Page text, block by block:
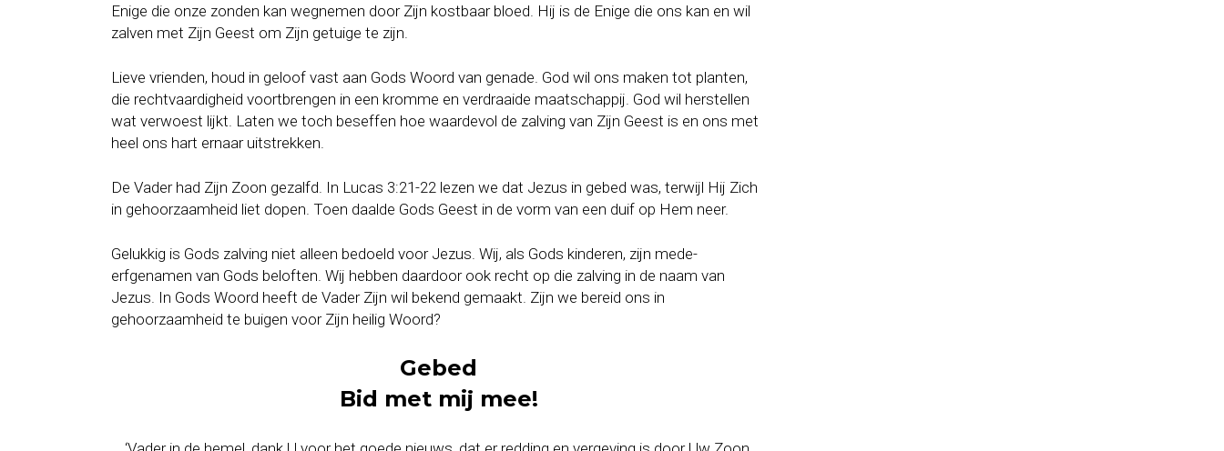
Enige die onze zonden kan wegnemen door Zijn kostbaar bloed. Hij is de Enige die ons kan en wil
zalven met Zijn Geest om Zijn getuige te zijn.
Lieve vrienden, houd in geloof vast aan Gods Woord van genade. God wil ons maken tot planten,
die rechtvaardigheid voortbrengen in een kromme en verdraaide maatschappij. God wil herstellen
wat verwoest lijkt. Laten we toch beseffen hoe waardevol de zalving van Zijn Geest is en ons met
heel ons hart ernaar uitstrekken.
De Vader had Zijn Zoon gezalfd. In Lucas 3:21-22 lezen we dat Jezus in gebed was, terwijl Hij Zich
in gehoorzaamheid liet dopen. Toen daalde Gods Geest in de vorm van een duif op Hem neer.
Gelukkig is Gods zalving niet alleen bedoeld voor Jezus. Wij, als Gods kinderen, zijn mede-
erfgenamen van Gods beloften. Wij hebben daardoor ook recht op die zalving in de naam van
Jezus. In Gods Woord heeft de Vader Zijn wil bekend gemaakt. Zijn we bereid ons in
gehoorzaamheid te buigen voor Zijn heilig Woord?
Gebed
Bid met mij mee!